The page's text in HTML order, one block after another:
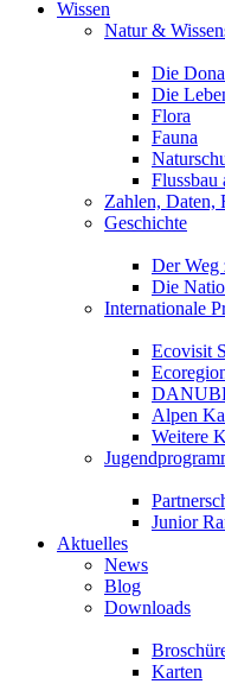
Wissen
Natur &
Die
Die
Flora
Fauna
Flussbau
Zahlen, Daten,
Geschichte
Der Weg
Die
Internationale
Ecovisit
Alpen
Weitere
Junior
Aktuelles
News
Blog
Downloads
Karten